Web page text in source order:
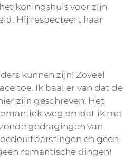
koningshuis voor zijn
Hij respecteert haar
kunnen zijn! Zoveel
toe. Ik baal er van dat de
zijn geschreven. Het
weg omdat ik me
gedragingen van
en geen
romantische dingen!